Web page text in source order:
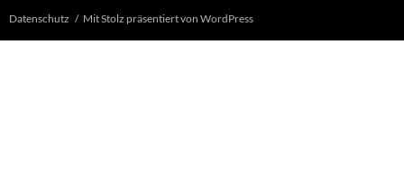
Datenschutz Mit Stolz präsentiert von WordPress